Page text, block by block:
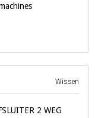
Wissen
2 WEG